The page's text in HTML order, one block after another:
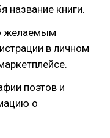
название книги.
желаемым
в личном
поэтов и
о